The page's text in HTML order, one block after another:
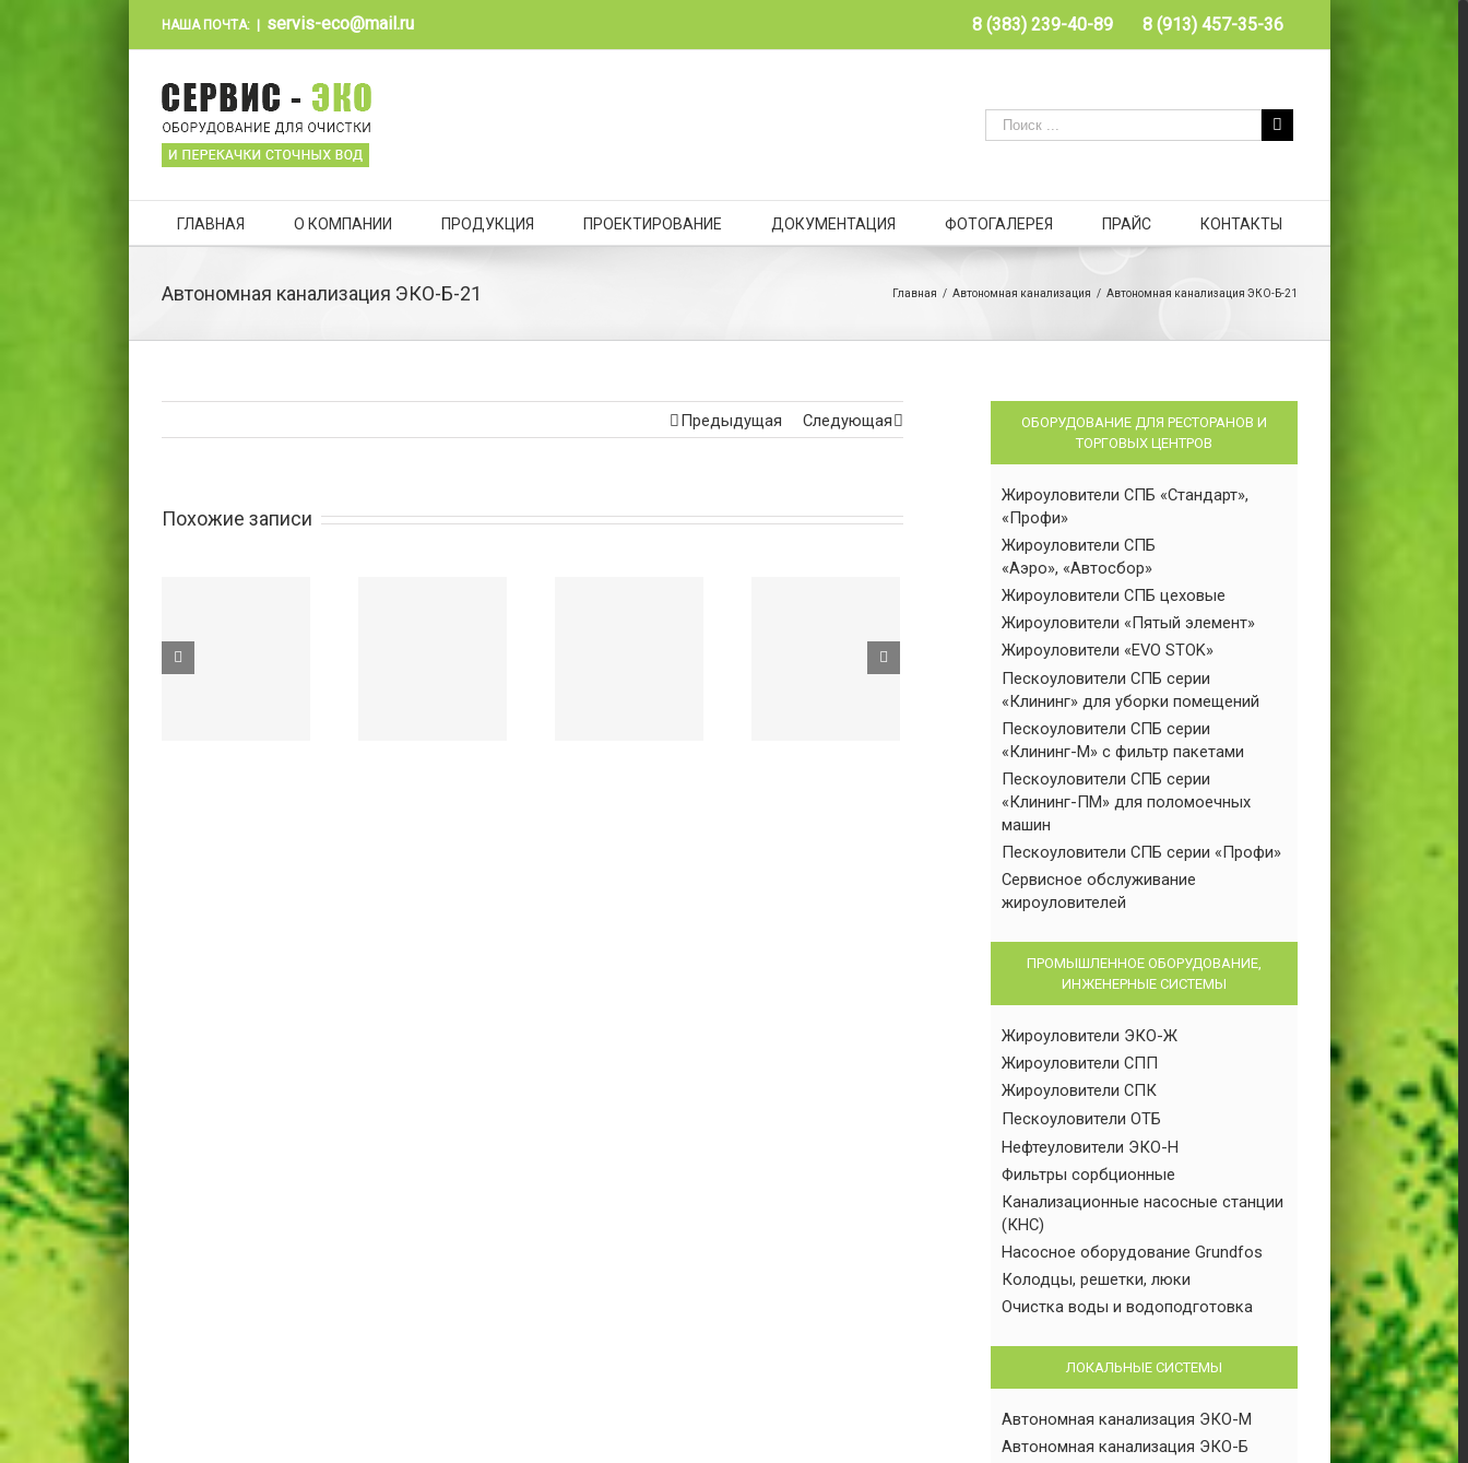
НАША ПОЧТА: servis-eco@mail.ru 8 (383) 239-40-89 8 (913) 457-35-36
ГЛАВНАЯ О КОМПАНИИ ПРОДУКЦИЯ ПРОЕКТИРОВАНИЕ ДОКУМЕНТАЦИЯ ФОТОГАЛЕРЕЯ ПРАЙС КОНТАКТЫ
Автономная канализация ЭКО-Б-21 Главная / Автономная канализация / Автономная канализация ЭКО-Б-21
Предыдущая Следующая
Похожие записи
ОБОРУДОВАНИЕ ДЛЯ РЕСТОРАНОВ И
ТОРГОВЫХ ЦЕНТРОВ
Жироуловители СПБ «Стандарт»,
«Профи»
Жироуловители СПБ
«Аэро», «Автосбор»
Жироуловители СПБ цеховые
Жироуловители «Пятый элемент»
Жироуловители «EVO STOK»
Пескоуловители СПБ серии
«Клининг» для уборки помещений
Пескоуловители СПБ серии
«Клининг-М» с фильтр пакетами
Пескоуловители СПБ серии
«Клининг-ПМ» для поломоечных
машин
Пескоуловители СПБ серии «Профи»
Сервисное обслуживание
жироуловителей
ПРОМЫШЛЕННОЕ ОБОРУДОВАНИЕ,
ИНЖЕНЕРНЫЕ СИСТЕМЫ
Жироуловители ЭКО-Ж
Жироуловители СПП
Жироуловители СПК
Пескоуловители ОТБ
Нефтеуловители ЭКО-Н
Фильтры сорбционные
Канализационные насосные станции
(КНС)
Насосное оборудование Grundfos
Колодцы, решетки, люки
Очистка воды и водоподготовка
ЛОКАЛЬНЫЕ СИСТЕМЫ
Автономная канализация ЭКО-М
Автономная канализация ЭКО-Б